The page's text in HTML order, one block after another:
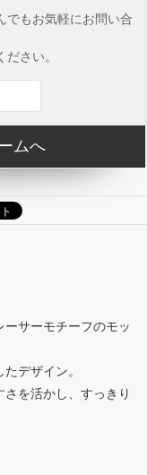
でもお気軽にお問い合
さい。
ムへ
サーモチーフのモッ
デザイン。
を活かし、すっきり